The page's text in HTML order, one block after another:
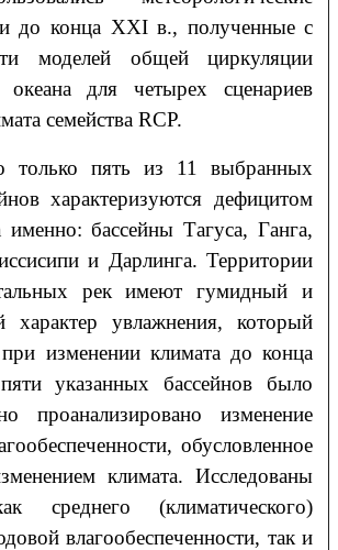
до конца XXI в., полученные с
моделей общей циркуляции
для четырех сценариев
семейства RCP.
только пять из 11 выбранных
характеризуются дефицитом
именно: бассейны Тагуса, Ганга,
и Дарлинга. Территории
рек имеют гумидный и
характер увлажнения, который
изменении климата до конца
указанных бассейнов было
проанализировано изменение
обусловленное
климата. Исследованы
среднего (климатического)
влагообеспеченности, так и